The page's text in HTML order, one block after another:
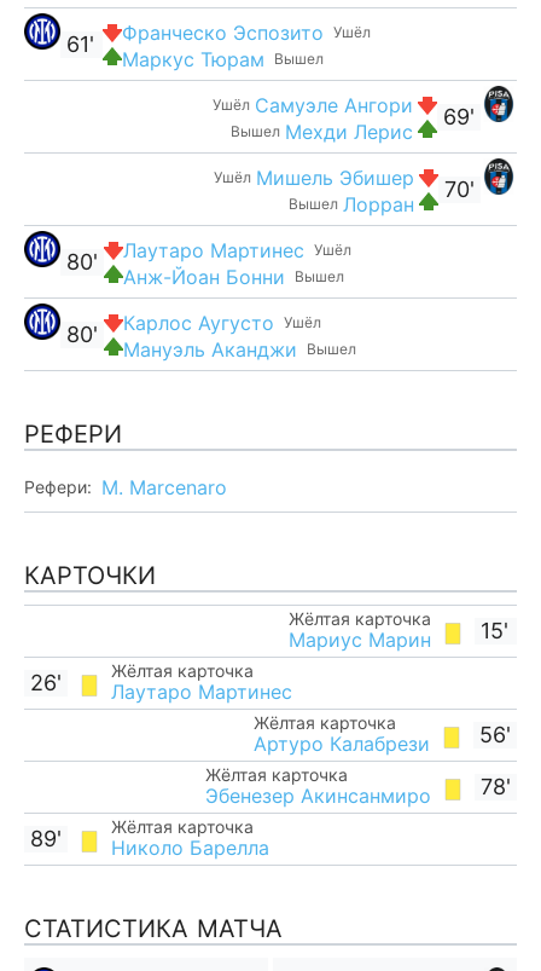
Ушёл
Франческо Эспозито
Вышел
Маркус Тюрам
61'
69'
Ушёл Самуэле Ангори
Вышел Мехди Лерис
70'
Ушёл Мишель Эбишер
Вышел Лорран
Ушёл
Лаутаро Мартинес
Вышел
Анж-Йоан Бонни
80'
Ушёл
Карлос Аугусто
Вышел
Мануэль Аканджи
80'
РЕФЕРИ
Рефери: M. Marcenaro
КАРТОЧКИ
15'
Жёлтая карточка
Мариус Марин
Жёлтая карточка
Лаутаро Мартинес
26'
56'
Жёлтая карточка
Артуро Калабрези
78'
Жёлтая карточка
Эбенезер Акинсанмиро
Жёлтая карточка
Николо Барелла
89'
СТАТИСТИКА МАТЧА